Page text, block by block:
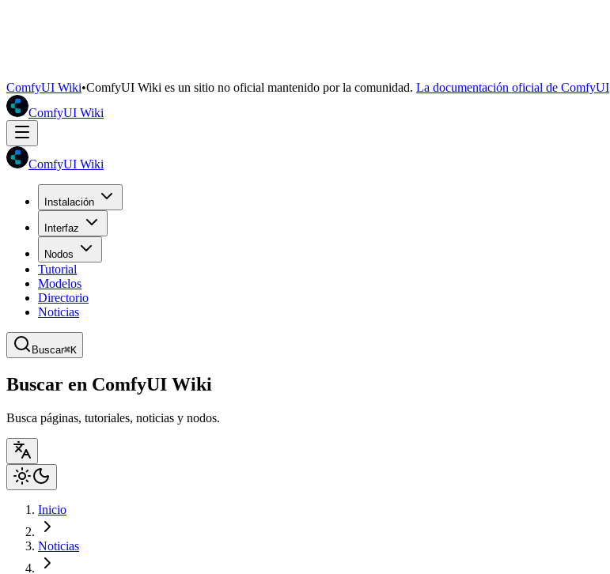
ComfyUI Wiki•ComfyUI Wiki es un sitio no oficial mantenido por la comunidad. La documentación oficial de ComfyUI
ComfyUI Wiki
ComfyUI Wiki
Instalación
Interfaz
Nodos
Tutorial
Modelos
Directorio
Noticias
Buscar⌘K
Buscar en ComfyUI Wiki
Busca páginas, tutoriales, noticias y nodos.
Inicio
Noticias